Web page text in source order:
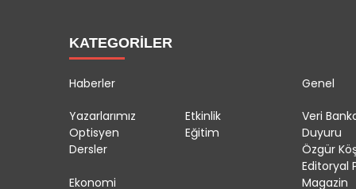
KATEGORİLER
Haberler
Yazarlarımız
Etkinlik
Optisyen
Eğitim
Dersler
Genel
Veri
Duyuru
Özgür
Editoryal
Ekonomi
Magazin